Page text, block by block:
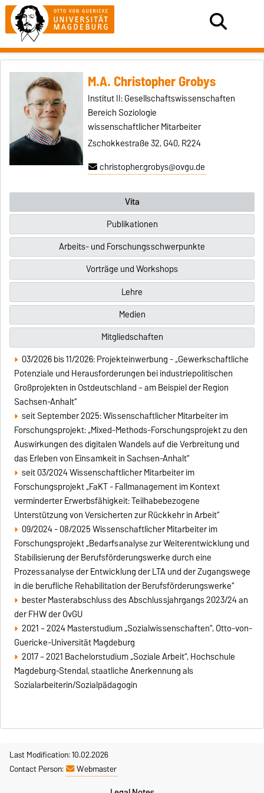
M.A. Christopher Grobys
Institut II: Gesellschaftswissenschaften
Bereich Soziologie
wissenschaftlicher Mitarbeiter
Zschokkestraße 32, G40, R224
christopher.grobys@ovgu.de
Vita
Publikationen
Arbeits- und Forschungsschwerpunkte
Vorträge und Workshops
Lehre
Medien
Mitgliedschaften
03/2026 bis 11/2026: Projekteinwerbung - „Gewerkschaftliche
Potenziale und Herausforderungen bei industriepolitischen
Großprojekten in Ostdeutschland – am Beispiel der Region
Sachsen-Anhalt“
seit September 2025: Wissenschaftlicher Mitarbeiter im
Forschungsprojekt: „Mixed-Methods-Forschungsprojekt zu den
Auswirkungen des digitalen Wandels auf die Verbreitung und
das Erleben von Einsamkeit in Sachsen-Anhalt“
seit 03/2024 Wissenschaftlicher Mitarbeiter im
Forschungsprojekt „FaKT - Fallmanagement im Kontext
verminderter Erwerbsfähigkeit: Teilhabebezogene
Unterstützung von Versicherten zur Rückkehr in Arbeit“
09/2024 - 08/2025 Wissenschaftlicher Mitarbeiter im
Forschungsprojekt„Bedarfsanalyse zur Weiterentwicklung und
Stabilisierung der Berufsförderungswerke durch eine
Prozessanalyse der Entwicklung der LTA und der Zugangswege
in die berufliche Rehabilitation der Berufsförderungswerke“
bester Masterabschluss des Abschlussjahrgangs 2023/24 an
der FHW der OvGU
2021 – 2024 Masterstudium „Sozialwissenschaften“, Otto-von-
Guericke-Universität Magdeburg
2017 – 2021 Bachelorstudium „Soziale Arbeit“, Hochschule
Magdeburg-Stendal, staatliche Anerkennung als
Sozialarbeiterin/Sozialpädagogin
Last Modification: 10.02.2026
Contact Person:
Webmaster